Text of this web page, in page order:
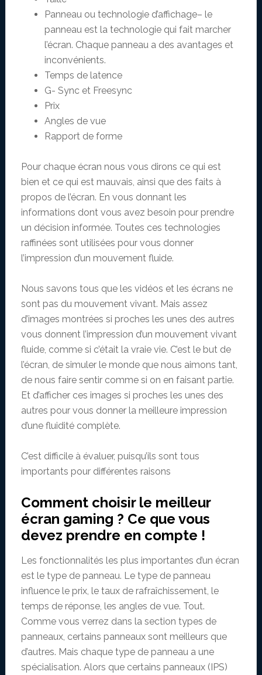
Panneau ou technologie d’affichage– le
panneau est la technologie qui fait marcher
l’écran. Chaque panneau a des avantages et
inconvénients.
Temps de latence
G- Sync et Freesync
Prix
Angles de vue
Rapport de forme
Pour chaque écran nous vous dirons ce qui est
bien et ce qui est mauvais, ainsi que des faits à
propos de l’écran. En vous donnant les
informations dont vous avez besoin pour prendre
un décision informée. Toutes ces technologies
raffinées sont utilisées pour vous donner
l’impression d’un mouvement fluide.
Nous savons tous que les vidéos et les écrans ne
sont pas du mouvement vivant. Mais assez
d’images montrées si proches les unes des autres
vous donnent l’impression d’un mouvement vivant
fluide, comme si c’était la vraie vie. C’est le but de
l’écran, de simuler le monde que nous aimons tant,
de nous faire sentir comme si on en faisant partie.
Et d’afficher ces images si proches les unes des
autres pour vous donner la meilleure impression
d’une fluidité complète.
C’est difficile à évaluer, puisqu’ils sont tous
importants pour différentes raisons
Comment choisir le meilleur
écran gaming ? Ce que vous
devez prendre en compte !
Les fonctionnalités les plus importantes d’un écran
est le type de panneau. Le type de panneau
influence le prix, le taux de rafraîchissement, le
temps de réponse, les angles de vue. Tout.
Comme vous verrez dans la section types de
panneaux, certains panneaux sont meilleurs que
d’autres. Mais chaque type de panneau a une
spécialisation. Alors que certains panneaux (IPS)